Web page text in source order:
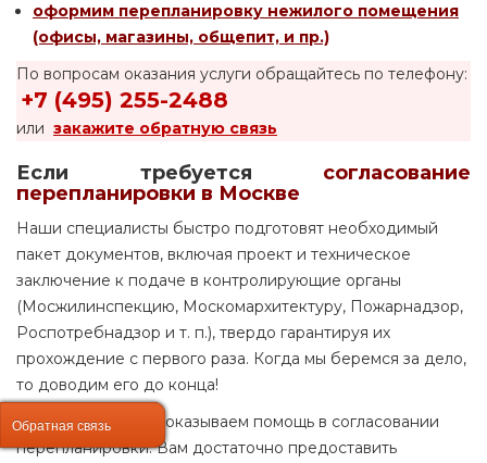
оформим перепланировку нежилого помещения
(офисы, магазины, общепит, и пр.)
По вопросам оказания услуги обращайтесь по телефону:
+7 (495) 255-2488
или закажите обратную связь
Если требуется согласование
перепланировки в Москве
Наши специалисты быстро подготовят необходимый
пакет документов, включая проект и техническое
заключение к подаче в контролирующие органы
(Мосжилинспекцию, Москомархитектуру, Пожарнадзор,
Роспотребнадзор и т. п.), твердо гарантируя их
прохождение с первого раза. Когда мы беремся за дело,
то доводим его до конца!
Мы не первый год оказываем помощь в согласовании
перепланировки. Вам достаточно предоставить
Обратная связь
Обратная связь